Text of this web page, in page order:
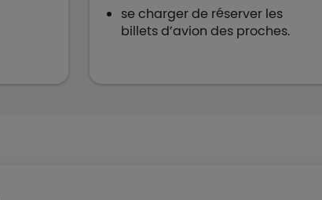
se charger de réserver les
billets d’avion des proches.